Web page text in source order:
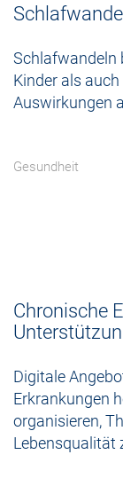
Schlafwandeln
Kinder als
Auswirkungen
Gesundheit
Chronische
Digitale
Erkrankungen
organisieren,
Lebensqualität